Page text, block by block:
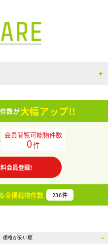
数が大幅アップ!!
会員閲覧可能物件数
0件
会員登録!
全掲載物件数 236件